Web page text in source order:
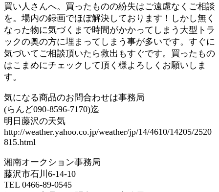
買い人さんへ。買ったものの紛失はご遠慮なくご相談
を。場内の録画でほぼ解決しております！しかし無く
なった物に気づくまで時間がかかってしまう大型トラ
ックの奥の方に埋まってしまう事が多いです。すぐに
気づいてご相談頂いたら救出もすぐです。買ったもの
はこまめにチェックして頂く様よろしくお願いしま
す。
気になる商品のお問合わせは事務局
(らんど090-8596-7170)迄
明日藤沢の天気
http://weather.yahoo.co.jp/weather/jp/14/4610/14205/2520
815.html
湘南オークション事務局
藤沢市石川6-14-10
TEL 0466-89-0545